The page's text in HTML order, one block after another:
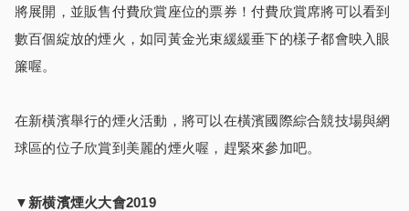
將展開，並販售付費欣賞座位的票券！付費欣賞席將可以看到
數百個綻放的煙火，如同黃金光束緩緩垂下的樣子都會映入眼
簾喔。
在新橫濱舉行的煙火活動，將可以在橫濱國際綜合競技場與網
球區的位子欣賞到美麗的煙火喔，趕緊來參加吧。
▼ 新横濱煙火大會2019